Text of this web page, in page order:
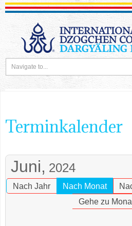
Terminkalender
Juni, 2024
Nach Jahr Nach Monat
Gehe zu